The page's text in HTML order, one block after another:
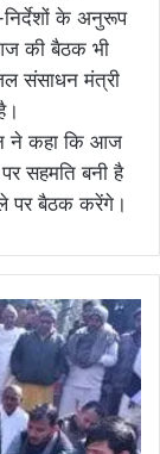
निर्देशों के अनुरूप
की बैठक भी
संसाधन मंत्री
ने कहा कि आज
सहमति बनी है
पर बैठक करेंगे।